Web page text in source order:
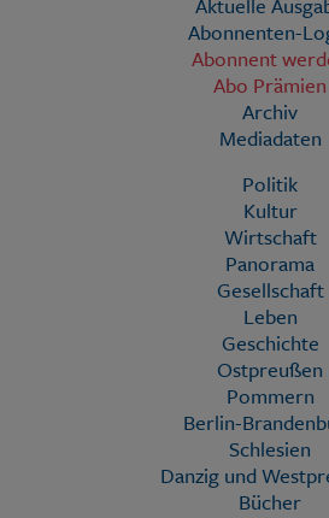
Abonnenten-
Abonnent
Abo Prämien
Archiv
Mediadaten
Politik
Kultur
Wirtschaft
Panorama
Gesellschaft
Leben
Geschichte
Ostpreußen
Pommern
Berlin-
Schlesien
Danzig und
Bücher